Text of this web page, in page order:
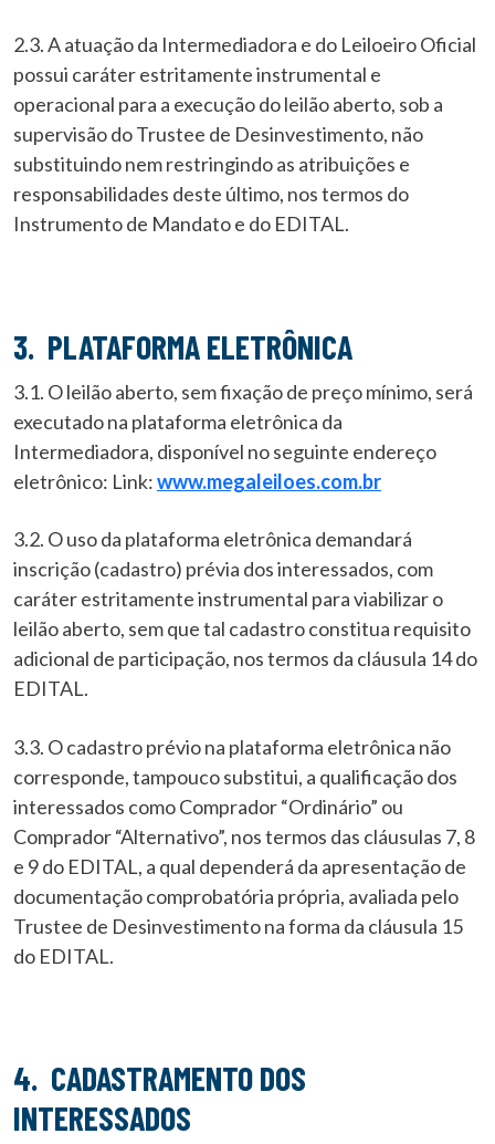
2.3. A atuação da Intermediadora e do Leiloeiro Oficial
possui caráter estritamente instrumental e
operacional para a execução do leilão aberto, sob a
supervisão do Trustee de Desinvestimento, não
substituindo nem restringindo as atribuições e
responsabilidades deste último, nos termos do
Instrumento de Mandato e do EDITAL.
3. PLATAFORMA ELETRÔNICA
3.1. O leilão aberto, sem fixação de preço mínimo, será
executado na plataforma eletrônica da
Intermediadora, disponível no seguinte endereço
eletrônico: Link:www.megaleiloes.com.br
3.2. O uso da plataforma eletrônica demandará
inscrição (cadastro) prévia dos interessados, com
caráter estritamente instrumental para viabilizar o
leilão aberto, sem que tal cadastro constitua requisito
adicional de participação, nos termos da cláusula 14 do
EDITAL.
3.3. O cadastro prévio na plataforma eletrônica não
corresponde, tampouco substitui, a qualificação dos
interessados como Comprador “Ordinário” ou
Comprador “Alternativo”, nos termos das cláusulas 7, 8
e 9 do EDITAL, a qual dependerá da apresentação de
documentação comprobatória própria, avaliada pelo
Trustee de Desinvestimento na forma da cláusula 15
do EDITAL.
4. CADASTRAMENTO DOS
INTERESSADOS